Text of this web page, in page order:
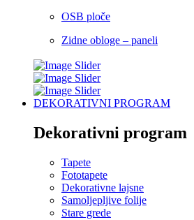
OSB ploče
Zidne obloge – paneli
DEKORATIVNI PROGRAM
Dekorativni program
Tapete
Fototapete
Dekorativne lajsne
Samoljepljive folije
Stare grede